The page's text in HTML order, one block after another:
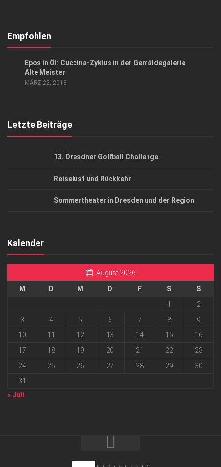
Kontakt, Impressum
Empfohlen
Epos in Öl: Cuccina-Zyklus in der Gemäldegalerie
Alte Meister
MÄRZ 22, 2018
Letzte Beiträge
13. Dresdner Golfball Challenge
Reiselust und Rückkehr
Sommertheater in Dresden und der Region
Kalender
August 2026
M D M D F S
S
1
2
3
4 5 6 7 8
9
10
11 12 13 14 15
16
17
18 19 20 21 22
23
24
25 26 27 28 29
30
31
« Juli